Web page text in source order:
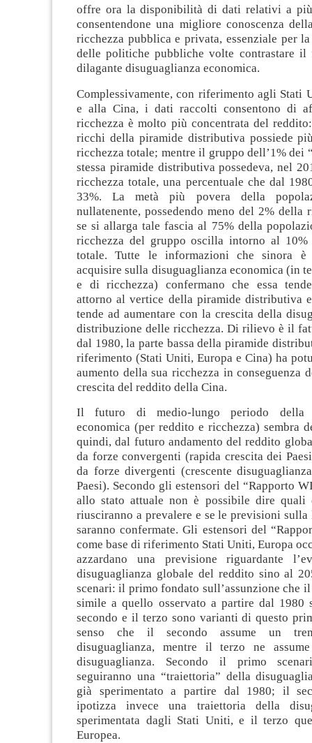
offre ora la disponibilità di dati relativi a
consentendone una migliore conoscenza
ricchezza pubblica e privata, essenziale per
delle politiche pubbliche volte contrastare il
dilagante disuguaglianza economica.
Complessivamente, con riferimento agli Stati
e alla Cina, i dati raccolti consentono di
ricchezza è molto più concentrata del
ricchi della piramide distributiva possiede
ricchezza totale; mentre il gruppo dell’1% dei
stessa piramide distributiva possedeva, nel
ricchezza totale, una percentuale che dal
33%. La metà più povera della
nullatenente, possedendo meno del 2% della
se si allarga tale fascia al 75% della
ricchezza del gruppo oscilla intorno al 10%
totale. Tutte le informazioni che sinora è
acquisire sulla disuguaglianza economica (in
e di ricchezza) confermano che essa
attorno al vertice della piramide distributiva
tende ad aumentare con la crescita della
distribuzione delle ricchezza. Di rilievo è il
dal 1980, la parte bassa della piramide
riferimento (Stati Uniti, Europa e Cina) ha
aumento della sua ricchezza in conseguenza
crescita del reddito della Cina.
Il futuro di medio-lungo periodo della
economica (per reddito e ricchezza) sembra
quindi, dal futuro andamento del reddito
da forze convergenti (rapida crescita dei
da forze divergenti (crescente
Paesi). Secondo gli estensori del “Rapporto
allo stato attuale non è possibile dire quali
riusciranno a prevalere e se le previsioni
saranno confermate. Gli estensori del
come base di riferimento Stati Uniti, Europa
azzardano una previsione riguardante
disuguaglianza globale del reddito sino al
scenari: il primo fondato sull’assunzione che
simile a quello osservato a partire dal
secondo e il terzo sono varianti di questo
senso che il secondo assume un
disuguaglianza, mentre il terzo ne
disuguaglianza. Secondo il primo
seguiranno una “traiettoria” della
già sperimentato a partire dal 1980; il
ipotizza invece una traiettoria della
sperimentata dagli Stati Uniti, e il terzo
Europea.